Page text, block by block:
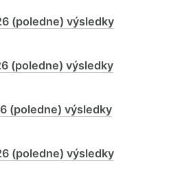
(poledne) výsledky
(poledne) výsledky
(poledne) výsledky
(poledne) výsledky